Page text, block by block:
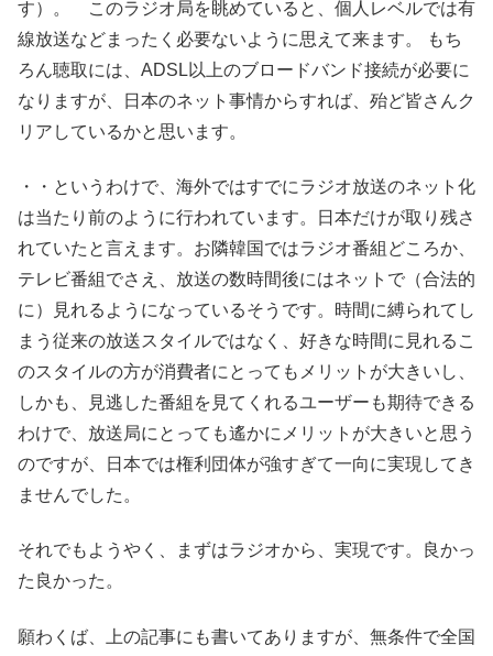
す）。 このラジオ局を眺めていると、個人レベルでは有
線放送などまったく必要ないように思えて来ます。 もち
ろん聴取には、ADSL以上のブロードバンド接続が必要に
なりますが、日本のネット事情からすれば、殆ど皆さんク
リアしているかと思います。
・・というわけで、海外ではすでにラジオ放送のネット化
は当たり前のように行われています。日本だけが取り残さ
れていたと言えます。お隣韓国ではラジオ番組どころか、
テレビ番組でさえ、放送の数時間後にはネットで（合法的
に）見れるようになっているそうです。時間に縛られてし
まう従来の放送スタイルではなく、好きな時間に見れるこ
のスタイルの方が消費者にとってもメリットが大きいし、
しかも、見逃した番組を見てくれるユーザーも期待できる
わけで、放送局にとっても遙かにメリットが大きいと思う
のですが、日本では権利団体が強すぎて一向に実現してき
ませんでした。
それでもようやく、まずはラジオから、実現です。良かっ
た良かった。
願わくば、上の記事にも書いてありますが、無条件で全国